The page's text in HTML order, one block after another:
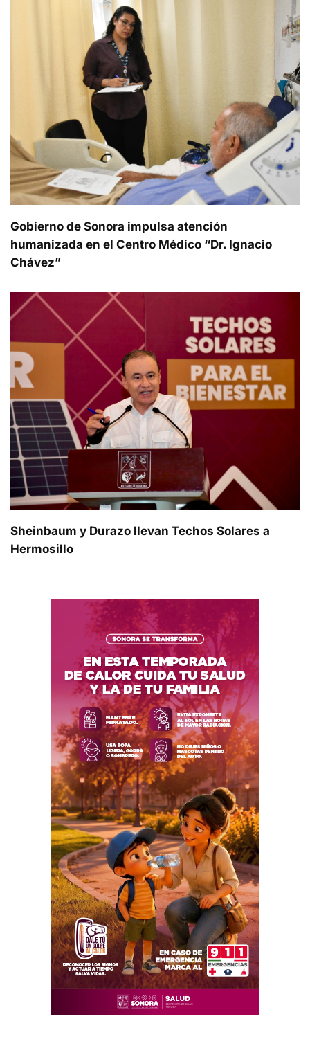
Gobierno de Sonora impulsa atención
humanizada en el Centro Médico “Dr. Ignacio
Chávez”
Sheinbaum y Durazo llevan Techos Solares a
Hermosillo